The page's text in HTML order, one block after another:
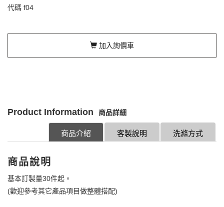
代碼 f04
加入詢價車
Product Information 商品詳細
洗滌方式
客製說明
商品介紹
商品說明
基本訂製量30件起。
(歡迎參考其它產品項目做整體搭配)